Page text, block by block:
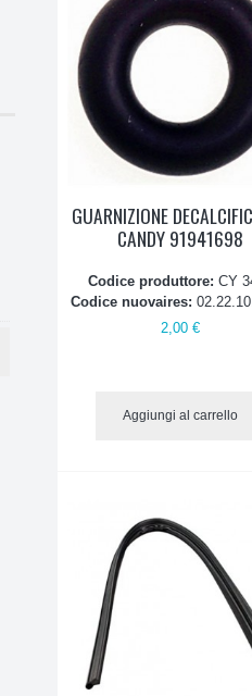
GUARNIZIONE
CANDY 91941698
Codice produttore:CY
Codice nuovaires:
2,00 €
Aggiungi al carrello